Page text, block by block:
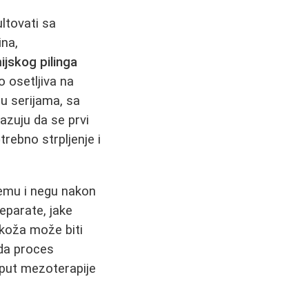
sa
pilinga
osetljiva na
serijama, sa
da se prvi
strpljenje i
i negu nakon
jake
koža može biti
proces
mezoterapije